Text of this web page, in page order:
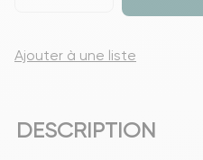
Ajouter à une liste
DESCRIPTION